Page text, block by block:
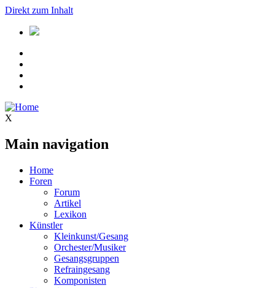
Direkt zum Inhalt
X
Main navigation
Home
Foren
Forum
Artikel
Lexikon
Künstler
Kleinkunst/Gesang
Orchester/Musiker
Gesangsgruppen
Refraingesang
Komponisten